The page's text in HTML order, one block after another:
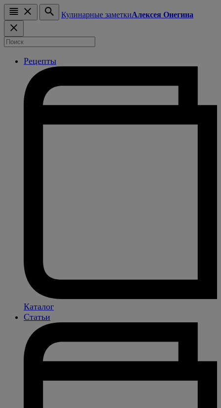
Кулинарные заметкиАлексея Онегина
Рецепты
Каталог
Статьи